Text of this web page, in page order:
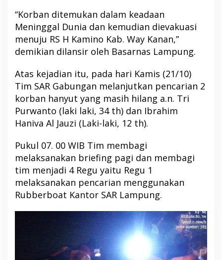
“Korban ditemukan dalam keadaan
Meninggal Dunia dan kemudian dievakuasi
menuju RS H Kamino Kab. Way Kanan,”
demikian dilansir oleh Basarnas Lampung.
Atas kejadian itu, pada hari Kamis (21/10)
Tim SAR Gabungan melanjutkan pencarian 2
korban hanyut yang masih hilang a.n. Tri
Purwanto (laki laki, 34 th) dan Ibrahim
Haniva Al Jauzi (Laki-laki, 12 th).
Pukul 07. 00 WIB Tim membagi
melaksanakan briefing pagi dan membagi
tim menjadi 4 Regu yaitu Regu 1
melaksanakan pencarian menggunakan
Rubberboat Kantor SAR Lampung.